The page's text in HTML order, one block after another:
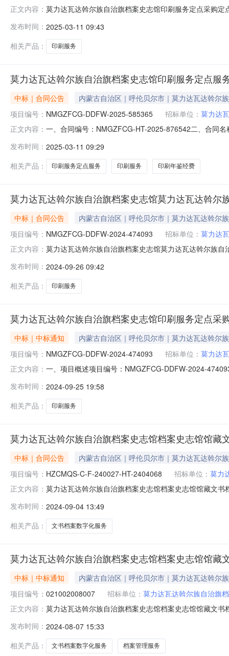
正文内容： 莫力达瓦达斡尔族自治旗档案史志馆印刷服务定点采购
1108:56:53项目截止时间：2025-03-1123:59:00采购人
发布时间： 2025-03-11 09:43
相关产品：
印刷服务
莫力达瓦达斡尔族自治旗档案史志馆印刷服务定点服
中标｜合同公告
内蒙古自治区｜呼伦贝尔市｜莫力达瓦达斡尔
项目编号： NMGZFCG-DDFW-2025-585365 招标单位： 莫力达
正文内容： 一、合同编号：NMGZFCG-HT-2025-876542二、合同
斡尔族自治旗政府2号楼档案史志馆联系方式：
发布时间： 2025-03-11 09:29
相关产品：
印刷服务定点服务 印刷服务 印刷年鉴经费
莫力达瓦达斡尔族自治旗档案史志馆莫力达瓦达斡
中标｜合同公告
内蒙古自治区｜呼伦贝尔市｜莫力达瓦达斡尔
项目编号： NMGZFCG-DDFW-2024-474093 招标单位： 莫力达
正文内容： 莫力达瓦达斡尔族自治旗档案史志馆莫力达瓦达斡尔族
治旗档案史志馆印刷服务定点服务采购合同三、项目编
发布时间： 2024-09-26 09:42
相关产品：
印刷服务
莫力达瓦达斡尔族自治旗档案史志馆印刷服务定点采
中标｜中标通知
内蒙古自治区｜呼伦贝尔市｜莫力达瓦达斡尔
项目编号： NMGZFCG-DDFW-2024-474093 招标单位： 莫力达
正文内容： 一、项目概述项目编号：NMGZFCG-DDFW-2024-
号：莫政采计划[2024]00380采购方式：电子卖场（定点
发布时间： 2024-09-25 19:58
相关产品：
印刷服务
莫力达瓦达斡尔族自治旗档案史志馆档案史志馆馆藏
中标｜合同公告
内蒙古自治区｜呼伦贝尔市｜莫力达瓦达斡尔
项目编号： HZCMQS-C-F-240027-HT-2404068 招标单位： 莫力
正文内容： 莫力达瓦达斡尔族自治旗档案史志馆档案史志馆馆藏文
240027四、项目名称：档案史志馆馆藏文书档案数字化
发布时间： 2024-09-04 13:49
相关产品：
文书档案数字化服务
莫力达瓦达斡尔族自治旗档案史志馆档案史志馆馆藏
中标｜中标通知
内蒙古自治区｜呼伦贝尔市｜莫力达瓦达斡尔
项目编号： 021002008007 招标单位： 莫力达瓦达斡尔族自治旗
正文内容： 莫力达瓦达斡尔族自治旗档案史志馆档案史志馆馆藏文
商名称供应商地址评审方法是否价格扣除中标（成交）
发布时间： 2024-08-07 15:33
相关产品：
文书档案数字化服务 档案管理服务